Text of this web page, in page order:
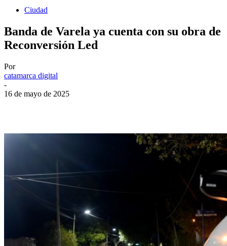
Ciudad
Banda de Varela ya cuenta con su obra de
Reconversión Led
Por
catamarca digital
-
16 de mayo de 2025